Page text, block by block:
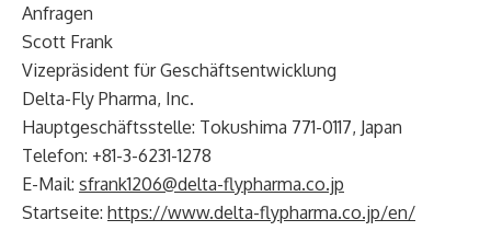
Anfragen
Scott Frank
Vizepräsident für Geschäftsentwicklung
Delta-Fly Pharma, Inc.
Hauptgeschäftsstelle: Tokushima 771-0117, Japan
Telefon: +81-3-6231-1278
E-Mail: sfrank1206@delta-flypharma.co.jp
Startseite: https://www.delta-flypharma.co.jp/en/